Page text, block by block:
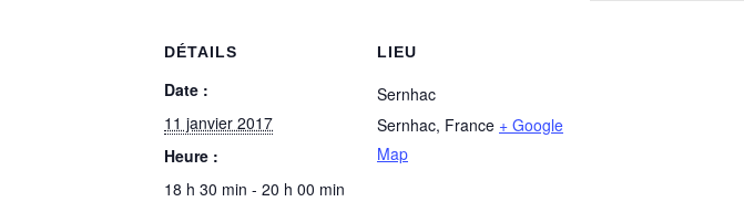
DÉTAILS
Date :
11 janvier 2017
Heure :
18 h 30 min - 20 h 00 min
LIEU
Sernhac
Sernhac, France + Google
Map